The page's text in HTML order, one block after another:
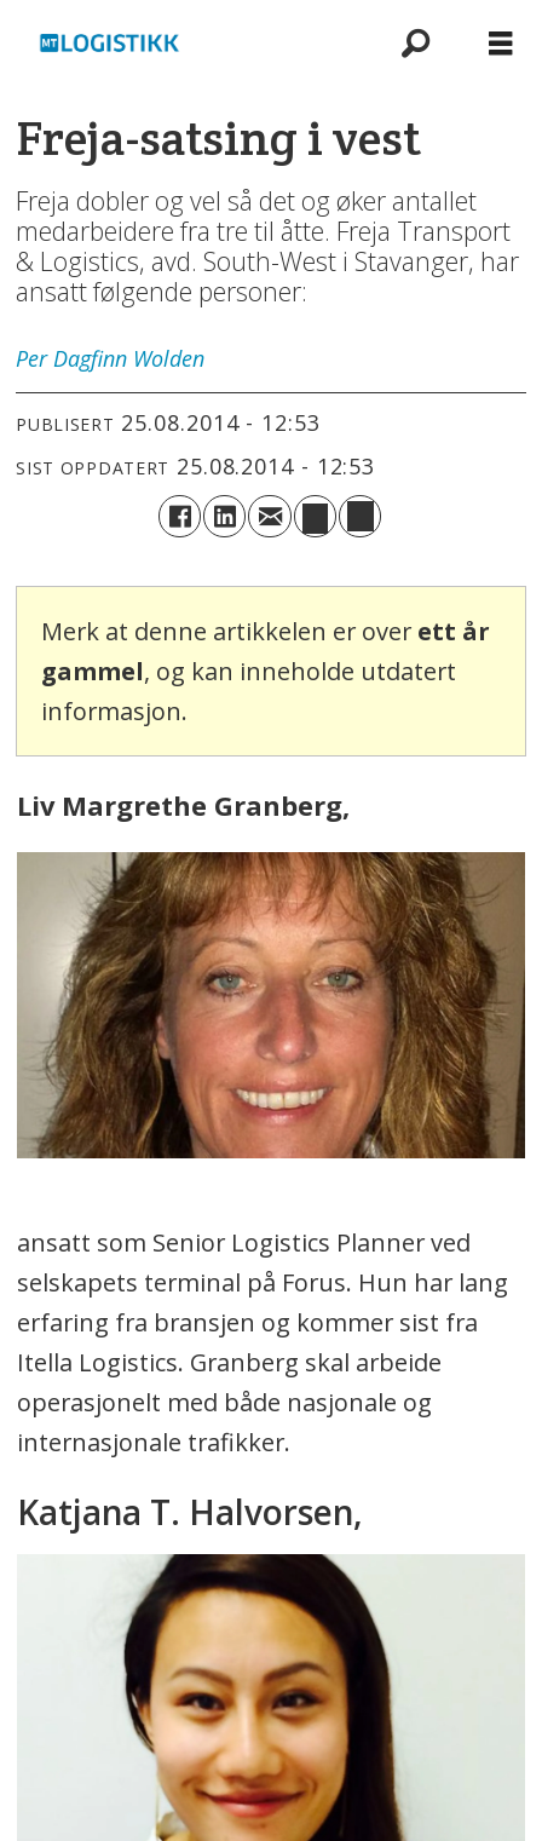
Freja-satsing i vest
Freja dobler og vel så det og øker antallet
medarbeidere fra tre til åtte. Freja Transport
& Logistics, avd. South-West i Stavanger, har
ansatt følgende personer:
Per Dagfinn Wolden
PUBLISERT 25.08.2014 - 12:53
SIST OPPDATERT 25.08.2014 - 12:53
Merk at denne artikkelen er over ett år
gammel, og kan inneholde utdatert
informasjon.
Liv Margrethe Granberg,
ansatt som Senior Logistics Planner ved
selskapets terminal på Forus. Hun har lang
erfaring fra bransjen og kommer sist fra
Itella Logistics. Granberg skal arbeide
operasjonelt med både nasjonale og
internasjonale trafikker.
Katjana T. Halvorsen,